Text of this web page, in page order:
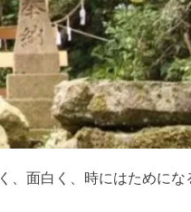
、面白く、時にはためにな